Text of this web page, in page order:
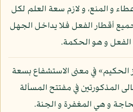
و المنع، و لازم سعة العلم لكل
أقطار الفعل فلا يداخل الجهل
الفعل و هو الحكمة.
الحكيم» في معنى الاستشفاع بسعة
المذكورتين في مفتتح المسألة
و هي المغفرة و الجنة.